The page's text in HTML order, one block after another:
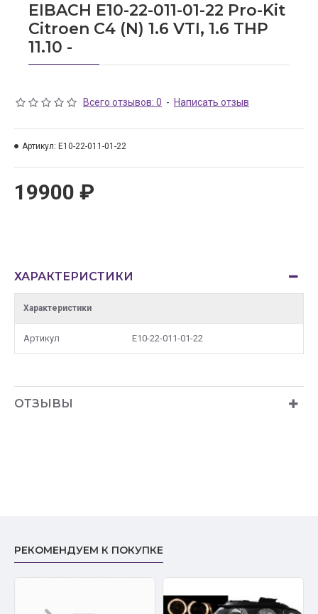
EIBACH E10-22-011-01-22 Pro-Kit
Citroen C4 (N) 1.6 VTI, 1.6 THP
11.10 -
Всего отзывов: 0 - Написать отзыв
19900 ₽
Артикул: E10-22-011-01-22
ХАРАКТЕРИСТИКИ
Характеристики
Артикул E10-22-011-01-22
ОТЗЫВЫ
РЕКОМЕНДУЕМ К ПОКУПКЕ